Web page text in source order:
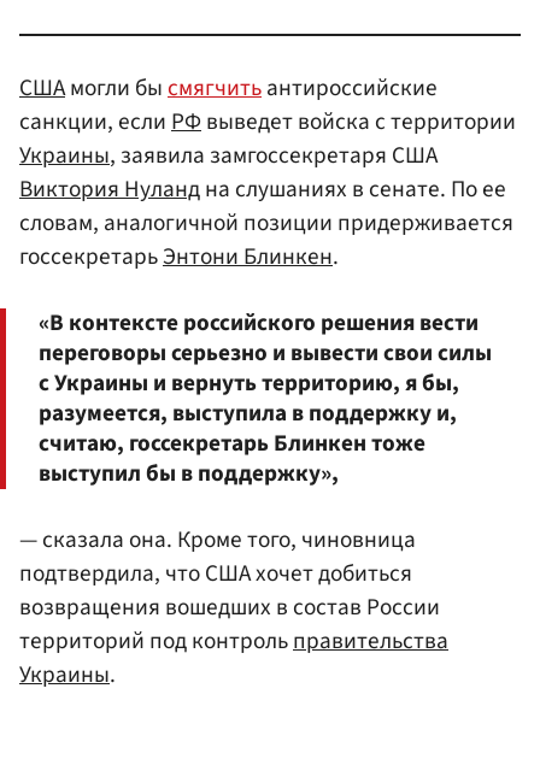
СШАмогли бысмягчитьантироссийские
санкции, еслиРФвыведет войска с территории
Украины, заявила замгоссекретаря США
Виктория Нуландна слушаниях в сенате. По ее
словам, аналогичной позиции придерживается
госсекретарьЭнтони Блинкен.
«В контексте российского решения вести
переговоры серьезно и вывести свои силы
с Украины и вернуть территорию, я бы,
разумеется, выступила в поддержку и,
считаю, госсекретарь Блинкен тоже
выступил бы в поддержку»,
— сказала она. Кроме того, чиновница
подтвердила, что США хочет добиться
возвращения вошедших в состав России
территорий под контрольправительства
Украины.